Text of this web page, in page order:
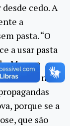
cedo. A
a
pasta. “O
a usar pasta
Mesmo
colocada no
porque se a
que são